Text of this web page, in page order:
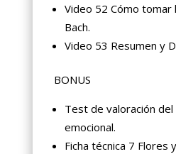
Video 52 Cómo tomar
Bach.
Video 53 Resumen y
BONUS
Test de valoración
emocional.
Ficha técnica 7 Flores